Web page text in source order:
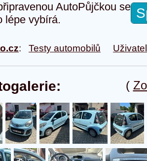
AutoPůjčkou se
lépe vybírá.
: Testy automobilů
(